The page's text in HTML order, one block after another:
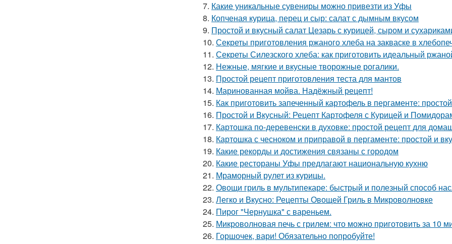
7. Какие уникальные сувениры можно привезти из Уфы
8. Копченая курица, перец и сыр: салат с дымным вкусом
9. Простой и вкусный салат Цезарь с курицей, сыром и
10. Секреты приготовления ржаного хлеба на закваске в
11. Секреты Силезского хлеба: как приготовить идеальный
12. Нежные, мягкие и вкусные творожные рогалики.
13. Простой рецепт приготовления теста для мантов
14. Маринованная мойва. Надёжный рецепт!
15. Как приготовить запеченный картофель в пергаменте:
16. Простой и Вкусный: Рецепт Картофеля с Курицей и
17. Картошка по-деревенски в духовке: простой рецепт для
18. Картошка с чесноком и приправой в пергаменте: простой и
19. Какие рекорды и достижения связаны с городом
20. Какие рестораны Уфы предлагают национальную кухню
21. Мраморный рулет из курицы.
22. Овощи гриль в мультипекаре: быстрый и полезный способ
23. Легко и Вкусно: Рецепты Овощей Гриль в Микроволновке
24. Пирог "Чернушка" с вареньем.
25. Микроволновая печь с грилем: что можно приготовить за 10
26. Горшочек, вари! Обязательно попробуйте!